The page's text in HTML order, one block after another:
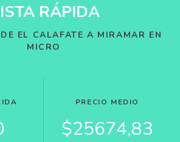
RÁPIDA
EL CALAFATE A MIRAMAR EN
MICRO
PRECIO MEDIO
$25674,83